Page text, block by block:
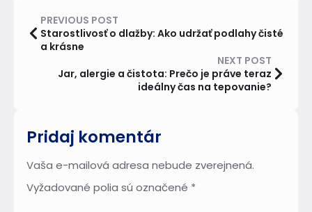
PREVIOUS POST
Starostlivosť o dlažby: Ako udržať podlahy čisté
a krásne
NEXT POST
Jar, alergie a čistota: Prečo je práve teraz
ideálny čas na tepovanie?
Pridaj komentár
Vaša e-mailová adresa nebude zverejnená.
Vyžadované polia sú označené *